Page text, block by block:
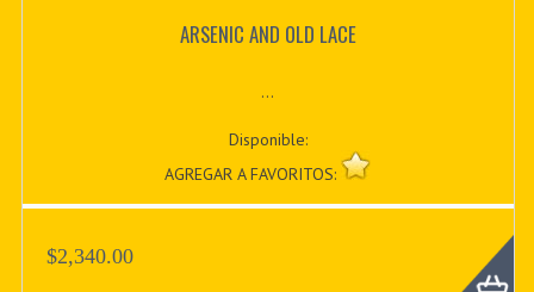
ARSENIC AND OLD LACE
...
Disponible:
AGREGAR A FAVORITOS:
$2,340.00